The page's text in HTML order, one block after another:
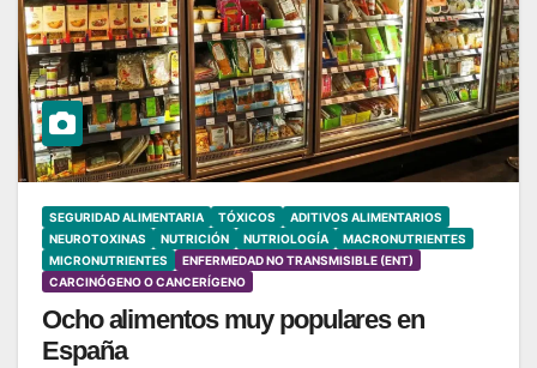
SEGURIDAD ALIMENTARIA TÓXICOS
ADITIVOS ALIMENTARIOS
NEUROTOXINAS
NUTRICIÓN NUTRIOLOGÍA
MACRONUTRIENTES
MICRONUTRIENTES
ENFERMEDAD NO TRANSMISIBLE (ENT)
CARCINÓGENO O CANCERÍGENO
Ocho alimentos muy populares en
España